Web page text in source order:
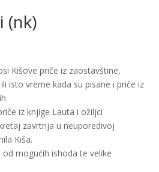
(nk)
Kišove priče iz zaostavštine,
isto vreme kada su pisane i priče iz
iz knjige Lauta i ožiljci
zavrtnja u neuporedivoj
Kiša.
mogućih ishoda te velike